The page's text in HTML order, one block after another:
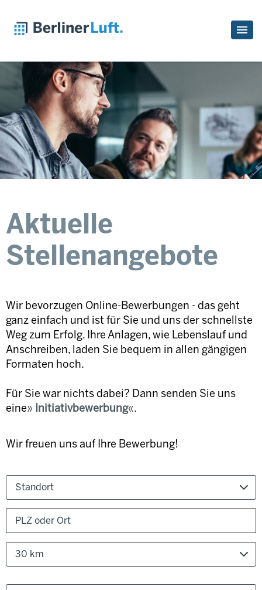
Aktuelle
Stellenangebote
Wir bevorzugen Online-Bewerbungen - das geht
ganz einfach und ist für Sie und uns der schnellste
Weg zum Erfolg. Ihre Anlagen, wie Lebenslauf und
Anschreiben, laden Sie bequem in allen gängigen
Formaten hoch.
Für Sie war nichts dabei? Dann senden Sie uns
eine
Initiativbewerbung .
Wir freuen uns auf Ihre Bewerbung!
Standort
30 km